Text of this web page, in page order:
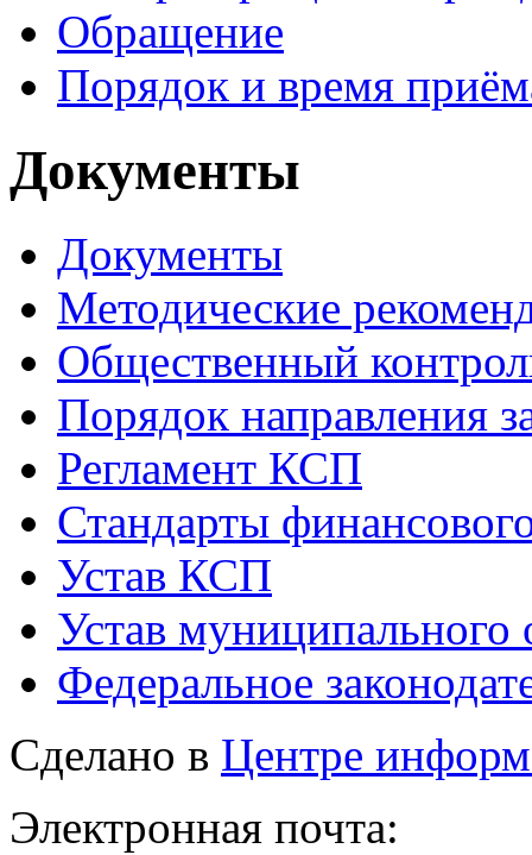
Обращение
Порядок и время
Документы
Документы
Методические
Общественный
Порядок направления
Регламент КСП
Стандарты
Устав КСП
Устав муниципального
Федеральное
Сделано в Центре
Электронная почта: